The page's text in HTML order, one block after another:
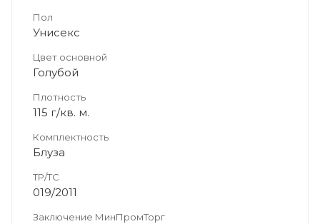
Пол
Унисекс
Цвет основной
Голубой
Плотность
115 г/кв. м.
Комплектность
Блуза
ТР/ТС
019/2011
Заключение МинПромТорг